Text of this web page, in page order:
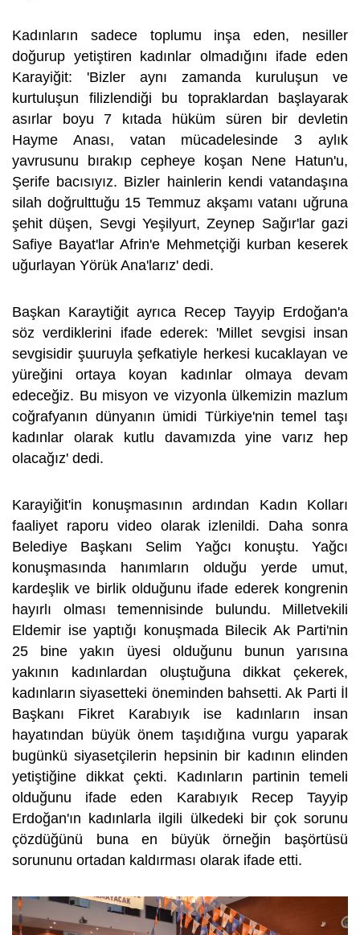
Kadınların sadece toplumu inşa eden, nesiller
doğurup yetiştiren kadınlar olmadığını ifade eden
Karayiğit: 'Bizler aynı zamanda kuruluşun ve
kurtuluşun filizlendiği bu topraklardan başlayarak
asırlar boyu 7 kıtada hüküm süren bir devletin
Hayme Anası, vatan mücadelesinde 3 aylık
yavrusunu bırakıp cepheye koşan Nene Hatun'u,
Şerife bacısıyız. Bizler hainlerin kendi vatandaşına
silah doğrulttuğu 15 Temmuz akşamı vatanı uğruna
şehit düşen, Sevgi Yeşilyurt, Zeynep Sağır'lar gazi
Safiye Bayat'lar Afrin'e Mehmetçiği kurban keserek
uğurlayan Yörük Ana'larız' dedi.
Başkan Karaytiğit ayrıca Recep Tayyip Erdoğan'a
söz verdiklerini ifade ederek: 'Millet sevgisi insan
sevgisidir şuuruyla şefkatiyle herkesi kucaklayan ve
yüreğini ortaya koyan kadınlar olmaya devam
edeceğiz. Bu misyon ve vizyonla ülkemizin mazlum
coğrafyanın dünyanın ümidi Türkiye'nin temel taşı
kadınlar olarak kutlu davamızda yine varız hep
olacağız' dedi.
Karayiğit'in konuşmasının ardından Kadın Kolları
faaliyet raporu video olarak izlenildi. Daha sonra
Belediye Başkanı Selim Yağcı konuştu. Yağcı
konuşmasında hanımların olduğu yerde umut,
kardeşlik ve birlik olduğunu ifade ederek kongrenin
hayırlı olması temennisinde bulundu. Milletvekili
Eldemir ise yaptığı konuşmada Bilecik Ak Parti'nin
25 bine yakın üyesi olduğunu bunun yarısına
yakının kadınlardan oluştuğuna dikkat çekerek,
kadınların siyasetteki öneminden bahsetti. Ak Parti İl
Başkanı Fikret Karabıyık ise kadınların insan
hayatından büyük önem taşıdığına vurgu yaparak
bugünkü siyasetçilerin hepsinin bir kadının elinden
yetiştiğine dikkat çekti. Kadınların partinin temeli
olduğunu ifade eden Karabıyık Recep Tayyip
Erdoğan'ın kadınlarla ilgili ülkedeki bir çok sorunu
çözdüğünü buna en büyük örneğin başörtüsü
sorununu ortadan kaldırması olarak ifade etti.